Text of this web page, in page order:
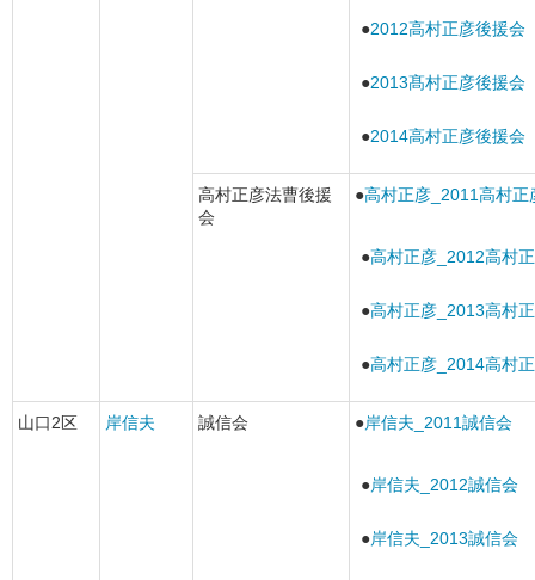
●2012高村正彦後援会
●2013髙村正彦後援会
●2014高村正彦後援会
高村正彦法曹後援
会
●高村正彦_2011高村正
●高村正彦_2012高村
●高村正彦_2013高村
●高村正彦_2014高村
山口2区 岸信夫 誠信会 ●岸信夫_2011誠信会
●岸信夫_2012誠信会
●岸信夫_2013誠信会